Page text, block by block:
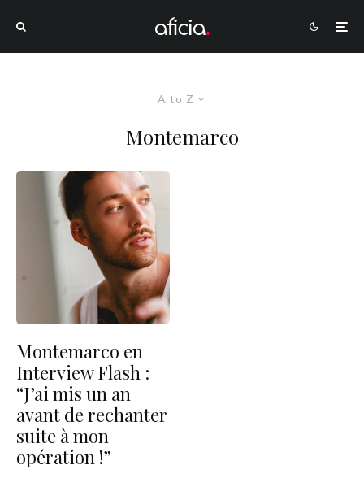
A to Z
Montemarco
Montemarco en
Interview Flash :
“J’ai mis un an
avant de rechanter
suite à mon
opération !”